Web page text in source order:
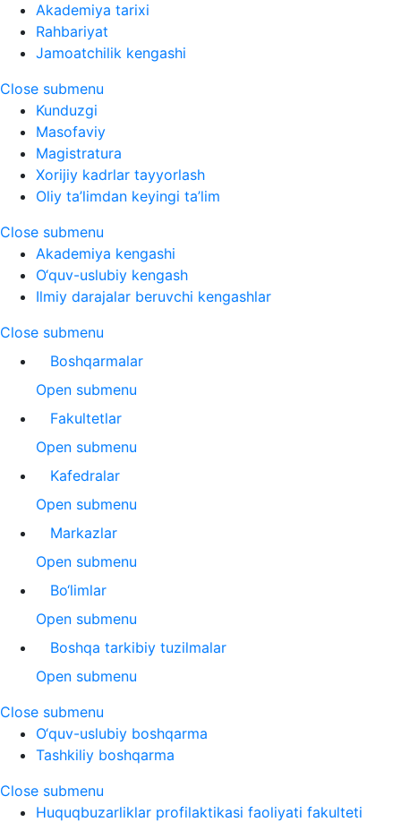
Akademiya tarixi
Rahbariyat
Jamoatchilik kengashi
Close submenu
Kunduzgi
Masofaviy
Magistratura
Xorijiy kadrlar tayyorlash
Oliy ta’limdan keyingi ta’lim
Close submenu
Akademiya kengashi
O‘quv-uslubiy kengash
Ilmiy darajalar beruvchi kengashlar
Close submenu
Boshqarmalar
Open submenu
Fakultetlar
Open submenu
Kafedralar
Open submenu
Markazlar
Open submenu
Bo‘limlar
Open submenu
Boshqa tarkibiy tuzilmalar
Open submenu
Close submenu
O‘quv-uslubiy boshqarma
Tashkiliy boshqarma
Close submenu
Huquqbuzarliklar profilaktikasi faoliyati fakulteti